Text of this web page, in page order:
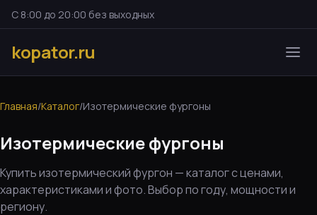
С 8:00 до 20:00 без выходных
kopator.ru
Главная/Каталог/Изотермические фургоны
Изотермические фургоны
Купить изотермический фургон — каталог с ценами,
характеристиками и фото. Выбор по году, мощности и
региону.